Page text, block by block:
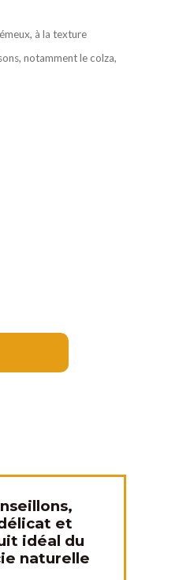
à la texture
notamment le colza,
et
idéal du
naturelle